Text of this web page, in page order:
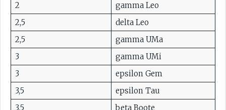
2
gamma Leo
2,5
delta Leo
2,5
gamma UMa
3
gamma UMi
3
epsilon Gem
3,5
epsilon Tau
3,5
beta Boote